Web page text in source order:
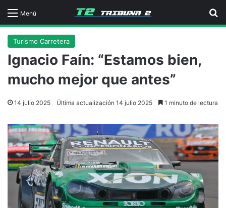
Menú
Turismo Carretera
Ignacio Faín: “Estamos bien,
mucho mejor que antes”
14 julio 2025 Última actualización 14 julio 2025 1 minuto de lectura